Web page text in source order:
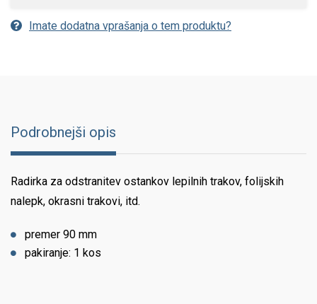
Imate dodatna vprašanja o tem produktu?
Podrobnejši opis
Radirka za odstranitev ostankov lepilnih trakov, folijskih
nalepk, okrasni trakovi, itd.
premer 90 mm
pakiranje: 1 kos